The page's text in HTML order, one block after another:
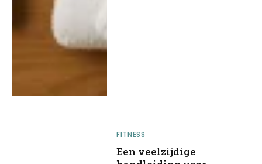
FITNESS
Een veelzijdige